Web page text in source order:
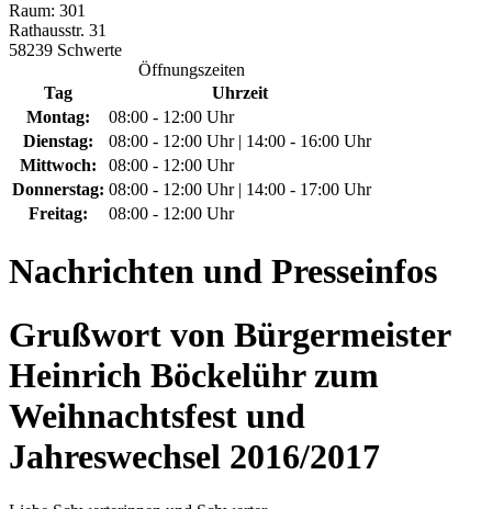
Raum: 301
Rathausstr. 31
58239 Schwerte
Öffnungszeiten
Tag
Uhrzeit
Montag:
08:00 - 12:00 Uhr
Dienstag:
08:00 - 12:00 Uhr | 14:00 - 16:00 Uhr
Mittwoch:
08:00 - 12:00 Uhr
Donnerstag: 08:00 - 12:00 Uhr | 14:00 - 17:00 Uhr
Freitag:
08:00 - 12:00 Uhr
Nachrichten und Presseinfos
Grußwort von Bürgermeister
Heinrich Böckelühr zum
Weihnachtsfest und
Jahreswechsel 2016/2017